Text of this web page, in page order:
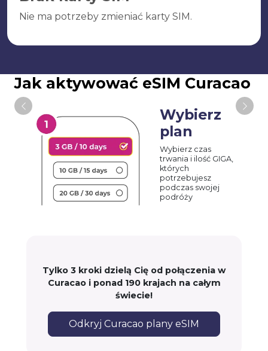
Nie ma potrzeby zmieniać karty SIM.
Jak aktywować eSIM Curacao
Wybierz
plan
Wybierz czas
trwania i ilość GIGA,
których
potrzebujesz
podczas swojej
podróży
Tylko 3 kroki dzielą Cię od połączenia w
Curacao i ponad 190 krajach na całym
świecie!
Odkryj Curacao plany eSIM